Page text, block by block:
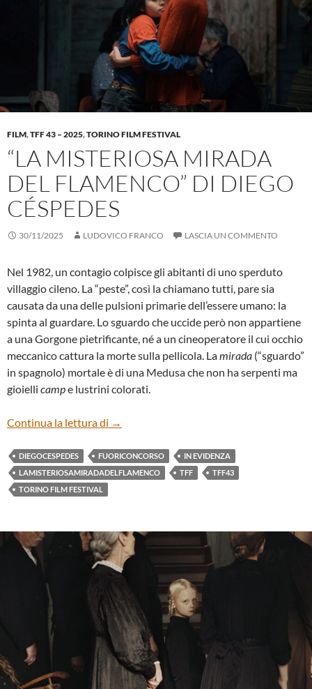
FILM,TFF 43 – 2025,TORINO FILM FESTIVAL
“LA MISTERIOSA MIRADA
DEL FLAMENCO” DI DIEGO
CÉSPEDES
30/11/2025 LUDOVICO FRANCO LASCIA UN COMMENTO
Nel 1982, un contagio colpisce gli abitanti di uno sperduto
villaggio cileno. La “peste”, così la chiamano tutti, pare sia
causata da una delle pulsioni primarie dell’essere umano: la
spinta al guardare. Lo sguardo che uccide però non appartiene
a una Gorgone pietrificante, né a un cineoperatore il cui occhio
meccanico cattura la morte sulla pellicola. Lamirada (“sguardo”
in spagnolo) mortale è di una Medusa che non ha serpenti ma
gioielli campe lustrini colorati.
Continua la lettura di “LA MISTERIOSA MIRADA DEL
→
DIEGOCESPEDES FUORICONCORSO
IN EVIDENZA
LAMISTERIOSAMIRADADELFLAMENCO
TFF
TFF43
TORINO FILM FESTIVAL